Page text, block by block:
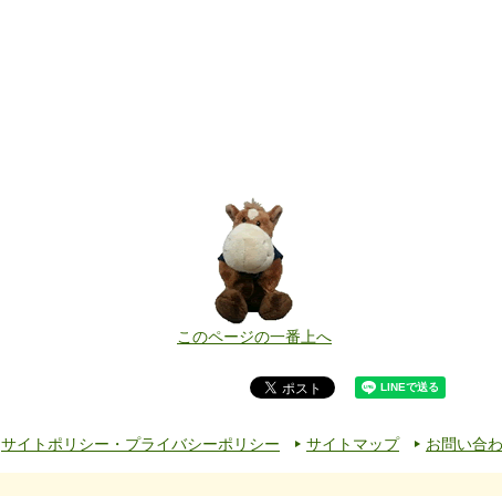
このページの一番上へ
サイトポリシー・プライバシーポリシー サイトマップ お問い合